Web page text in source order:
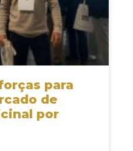
para
de
por